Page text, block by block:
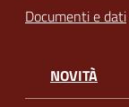
Documenti e dati
NOVITÀ